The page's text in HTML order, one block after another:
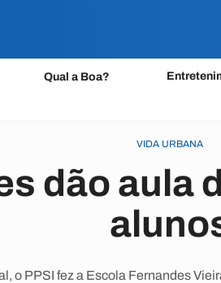
Qual a Boa?
VIDA URBANA
dão aula
o PPSI fez a Escola Fernandes